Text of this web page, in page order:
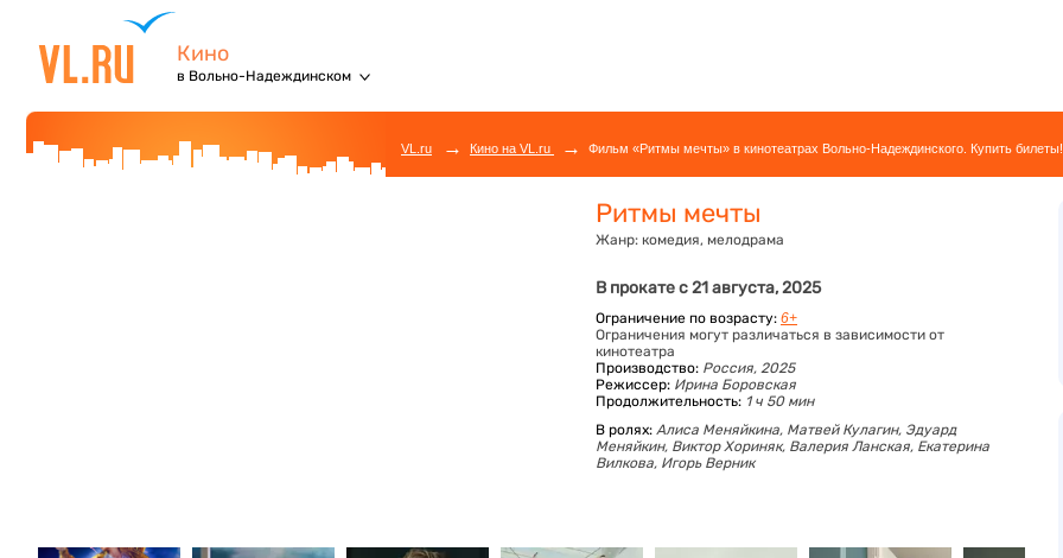
Кино
в Вольно-Надеждинском
VL.ru → Кино на VL.ru → Фильм «Ритмы мечты» в кинотеатрах Вольно-Надеждинского. Купить билеты!
Ритмы мечты
Жанр: комедия, мелодрама
В прокате с 21 августа, 2025
Ограничение по возрасту: 6+
Ограничения могут различаться в зависимости от
кинотеатра
Производство: Россия, 2025
Режиссер: Ирина Боровская
Продолжительность: 1 ч 50 мин
В ролях: Алиса Меняйкина, Матвей Кулагин, Эдуард
Меняйкин, Виктор Хориняк, Валерия Ланская, Екатерина
Вилкова, Игорь Верник